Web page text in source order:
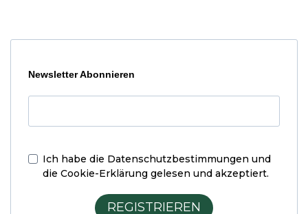
Newsletter Abonnieren
Ich habe die Datenschutzbestimmungen und
die Cookie-Erklärung gelesen und akzeptiert.
REGISTRIEREN